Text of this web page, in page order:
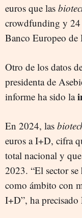
euros que las
crowdfunding y 24
Banco Europeo de
Otro de los datos
presidenta de
informe ha sido la
En 2024, las
euros a I+D, cifra
total nacional y
2023. “El sector
como ámbito con
I+D”, ha precisado